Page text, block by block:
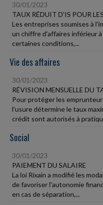
30/01/2023
TAUX RÉDUIT D'IS POUR
Les entreprises soumises à
un chiffre d'affaires inférieur
certaines conditions,...
Vie des affaires
30/01/2023
RÉVISION MENSUELLE DU
Pour protéger les
l'usure détermine le taux
crédit sont autorisés à
Social
30/01/2023
PAIEMENT DU SALAIRE
La loi Rixain a modifié les
de favoriser l'autonomie
en cas de séparation,...